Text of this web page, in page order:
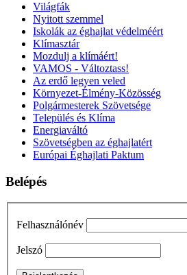
Világfák
Nyitott szemmel
Iskolák az éghajlat védelméért
Klímasztár
Mozdulj a klímáért!
VAMOS - Változtass!
Az erdő legyen veled
Környezet-Élmény-Közösség
Polgármesterek Szövetsége
Település és Klíma
Energiaváltó
Szövetségben az éghajlatért
Európai Éghajlati Paktum
Belépés
Felhasználónév
Jelszó